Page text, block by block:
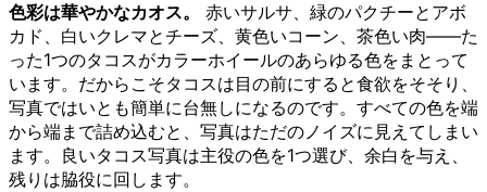
色彩は華やかなカオス。
赤いサルサ、緑のパクチーとアボ
カド、白いクレマとチーズ、黄色いコーン、茶色い肉——た
った1つのタコスがカラーホイールのあらゆる色をまとって
います。だからこそタコスは目の前にすると食欲をそそり、
写真ではいとも簡単に台無しになるのです。すべての色を端
から端まで詰め込むと、写真はただのノイズに見えてしまい
ます。良いタコス写真は主役の色を1つ選び、余白を与え、
残りは脇役に回します。